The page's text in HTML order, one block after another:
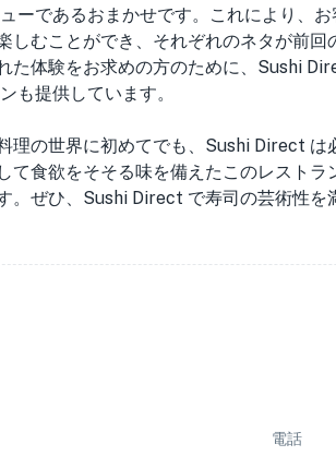
ーであるおまかせです。これにより、
しむことができ、それぞれのネタが前
た体験をお求めの方のために、Sushi
も提供しています。
理の世界に初めてでも、Sushi Direct は
て食欲をそそる味を備えたこのレスト
。ぜひ、Sushi Direct で寿司の芸術性を
電話